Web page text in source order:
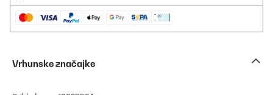
Vrhunske značajke